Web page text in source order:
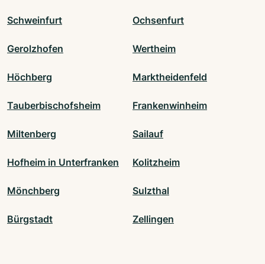
Schweinfurt Ochsenfurt
Gerolzhofen Wertheim
Höchberg Marktheidenfeld
Tauberbischofsheim Frankenwinheim
Miltenberg Sailauf
Hofheim in Unterfranken Kolitzheim
Mönchberg Sulzthal
Bürgstadt Zellingen